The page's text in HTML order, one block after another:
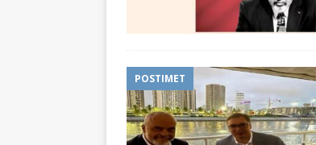
POSTIMET